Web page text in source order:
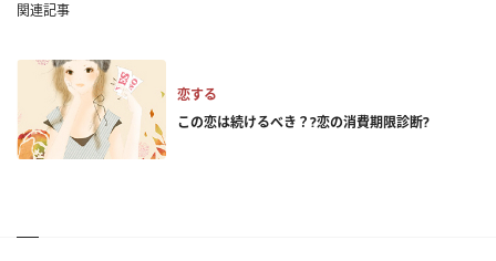
関連記事
恋する
この恋は続けるべき？?恋の消費期限診断?